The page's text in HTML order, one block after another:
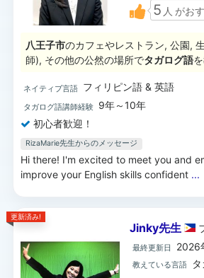
5 人 がお
八王子市のカフェやレストラン, 公園,
師), その他の公然の場所でタガログ語
ネイティブ言語 フィリピン語 & 英語
タガログ語講師経験
9年～10年
初心者歓迎！
RizaMarie先生からのメッセージ
Hi there! I'm excited to meet you and
improve your English skills confident ...
更新済み!
Jinky先生
最終更新日 2026
教えている言語